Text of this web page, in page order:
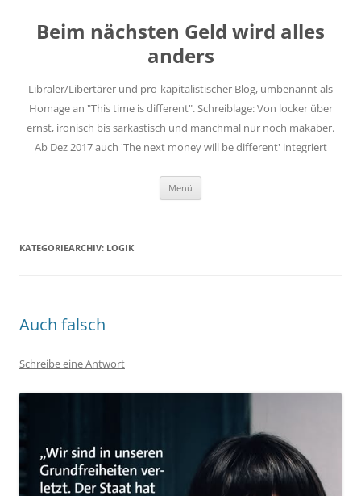
springen
Beim nächsten Geld wird alles
anders
Libraler/Libertärer und pro-kapitalistischer Blog, umbenannt als
Homage an "This time is different". Schreiblage: Von locker über
ernst, ironisch bis sarkastisch und manchmal nur noch makaber.
Ab Dez 2017 auch 'The next money will be different' integriert
Menü
KATEGORIEARCHIV: LOGIK
Auch falsch
Schreibe eine Antwort